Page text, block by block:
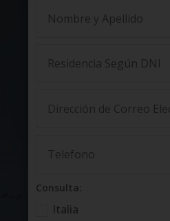
Consulta:
Italia